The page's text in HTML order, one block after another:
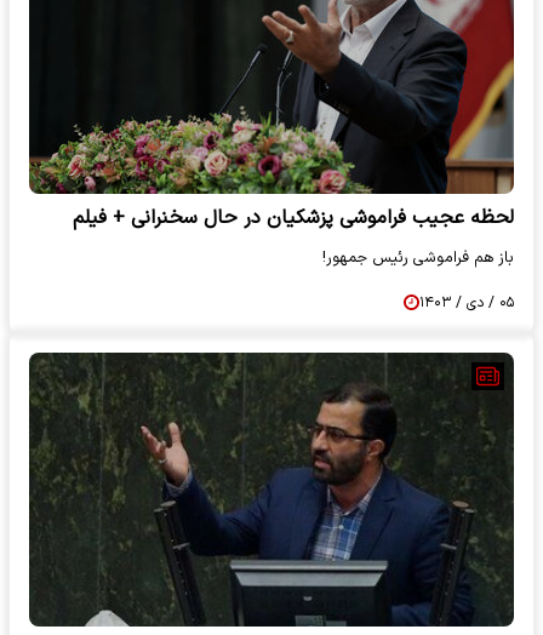
لحظه عجیب فراموشی پزشکیان در حال سخنرانی + فیلم
باز هم فراموشی رئیس جمهور!
۰۵ / دی / ۱۴۰۳